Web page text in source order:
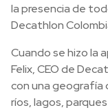
la presencia de
Decathlon
Cuando se hizo la
Felix, CEO de
con una geografía
ríos, lagos,